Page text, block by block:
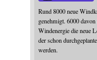
Rund 8000 neue
genehmigt. 6000
Windenergie die neue
der schon
werden.